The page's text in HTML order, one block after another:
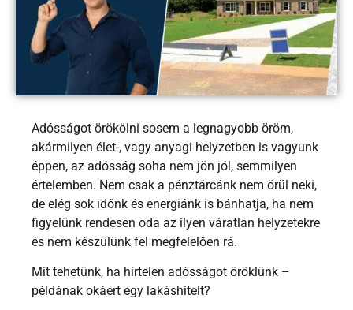
Adósságot örökölni sosem a legnagyobb öröm,
akármilyen élet-, vagy anyagi helyzetben is vagyunk
éppen, az adósság soha nem jön jól, semmilyen
értelemben. Nem csak a pénztárcánk nem örül neki,
de elég sok időnk és energiánk is bánhatja, ha nem
figyelünk rendesen oda az ilyen váratlan helyzetekre
és nem készülünk fel megfelelően rá.
Mit tehetünk, ha hirtelen adósságot öröklünk –
példának okáért egy lakáshitelt?